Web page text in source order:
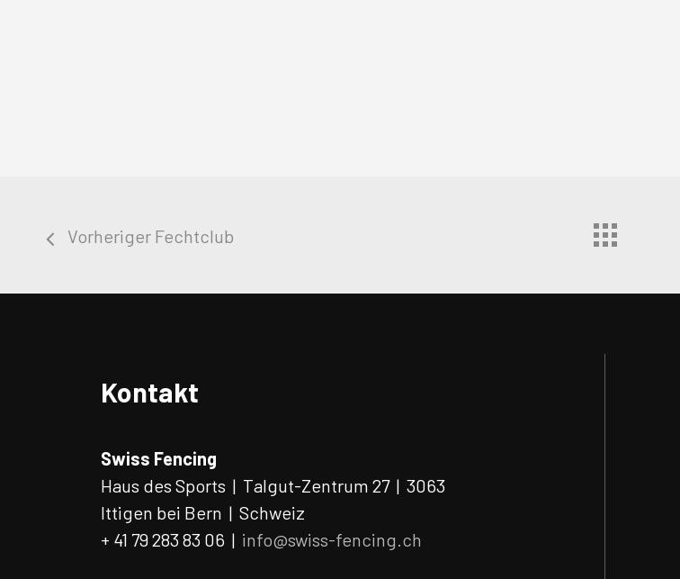
Vorheriger Fechtclub
Kontakt
Swiss Fencing
Haus des Sports | Talgut-Zentrum 27 | 3063
Ittigen bei Bern | Schweiz
+ 41 79 283 83 06 | info@swiss-fencing.ch